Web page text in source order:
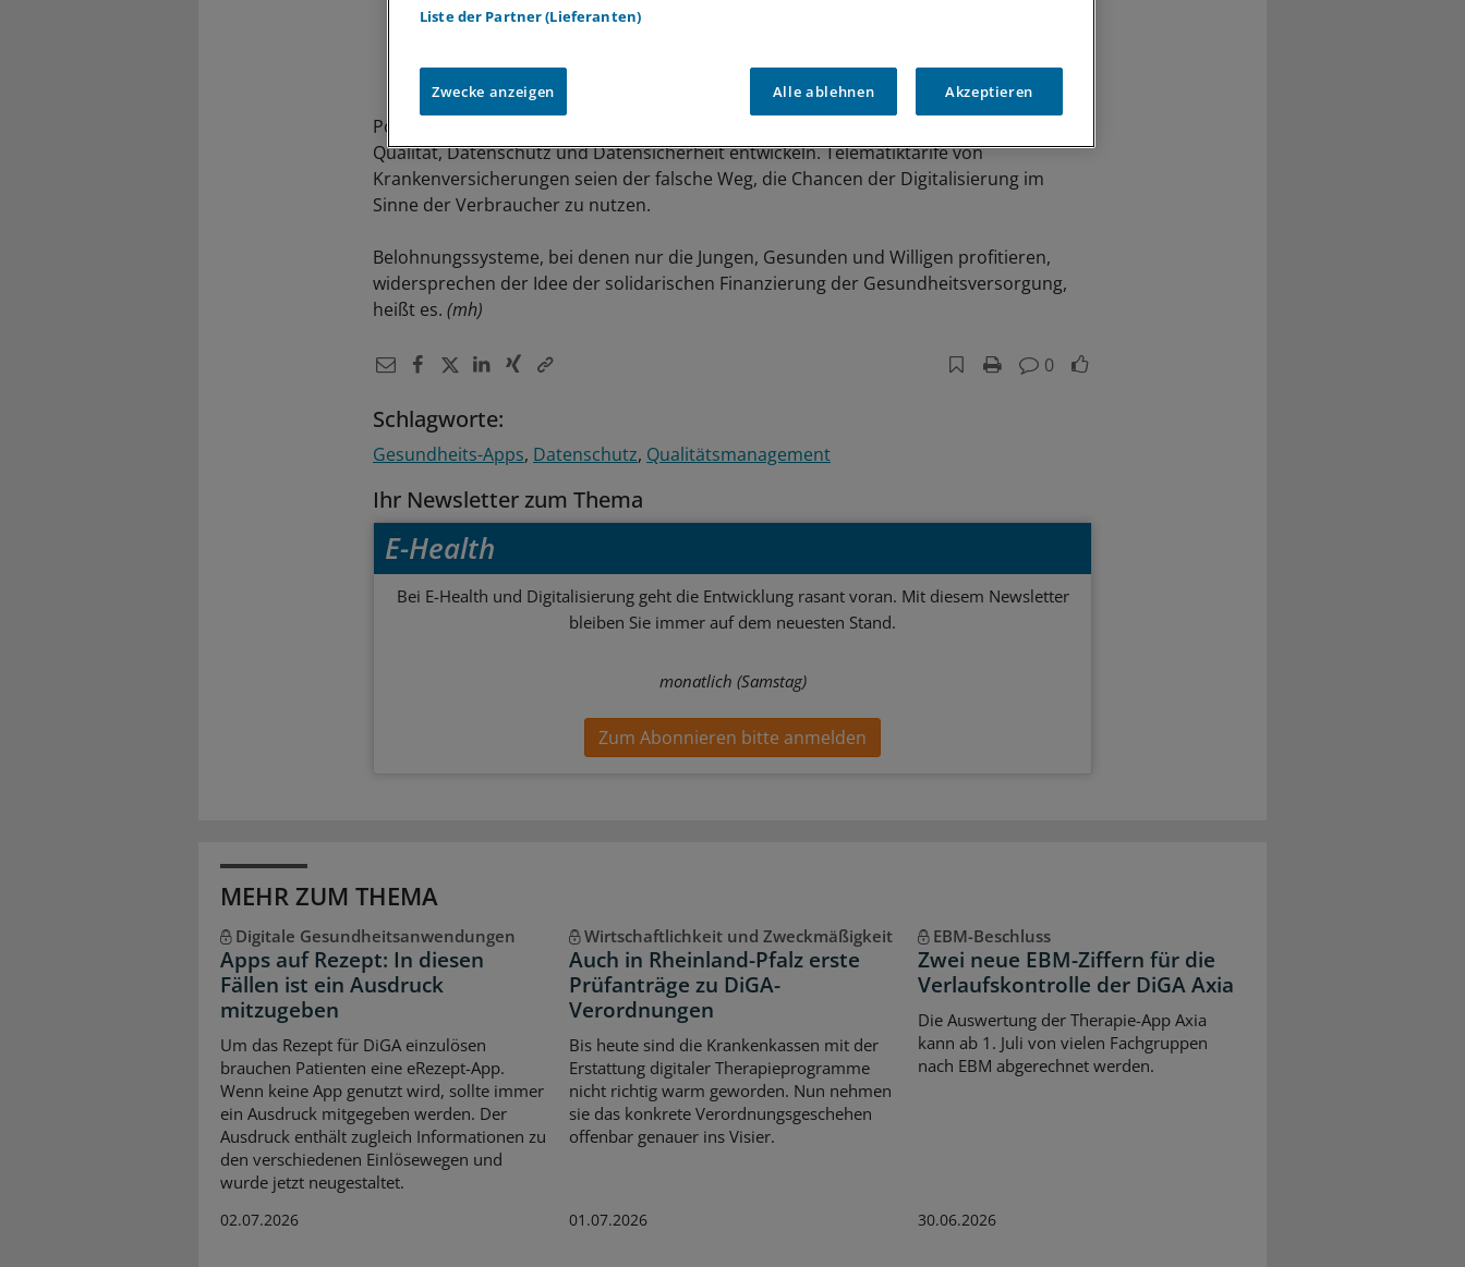
Politik und Aufsicht im Gesundheitswesen müssten daher schnell Standards für
Qualität, Datenschutz und Datensicherheit entwickeln. Telematiktarife von
Krankenversicherungen seien der falsche Weg, die Chancen der Digitalisierung im
Sinne der Verbraucher zu nutzen.
Belohnungssysteme, bei denen nur die Jungen, Gesunden und Willigen profitieren,
widersprechen der Idee der solidarischen Finanzierung der Gesundheitsversorgung,
heißt es. (mh)
0
Schlagworte:
Gesundheits-Apps Datenschutz Qualitätsmanagement
Ihr Newsletter zum Thema
E-Health
Bei E-Health und Digitalisierung geht die Entwicklung rasant voran. Mit diesem Newsletter
bleiben Sie immer auf dem neuesten Stand.
monatlich (Samstag)
Zum Abonnieren bitte anmelden
MEHR ZUM THEMA
Digitale Gesundheitsanwendungen
Apps auf Rezept: In diesen
Fällen ist ein Ausdruck
mitzugeben
Um das Rezept für DiGA einzulösen
brauchen Patienten eine eRezept-App.
Wenn keine App genutzt wird, sollte immer
ein Ausdruck mitgegeben werden. Der
Ausdruck enthält zugleich Informationen zu
den verschiedenen Einlösewegen und
wurde jetzt neugestaltet.
02.07.2026
Wirtschaftlichkeit und Zweckmäßigkeit
Auch in Rheinland-Pfalz erste
Prüfanträge zu DiGA-
Verordnungen
Bis heute sind die Krankenkassen mit der
Erstattung digitaler Therapieprogramme
nicht richtig warm geworden. Nun nehmen
sie das konkrete Verordnungsgeschehen
offenbar genauer ins Visier.
01.07.2026
EBM-Beschluss
Zwei neue EBM-Ziffern für die
Verlaufskontrolle der DiGA Axia
Die Auswertung der Therapie-App Axia
kann ab 1. Juli von vielen Fachgruppen
nach EBM abgerechnet werden.
30.06.2026
Liste der Partner (Lieferanten)
Zwecke anzeigen Alle ablehnen Akzeptieren